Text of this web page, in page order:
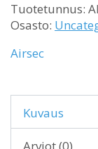
Tuotetunnus:
Osasto:
Airsec
Kuvaus